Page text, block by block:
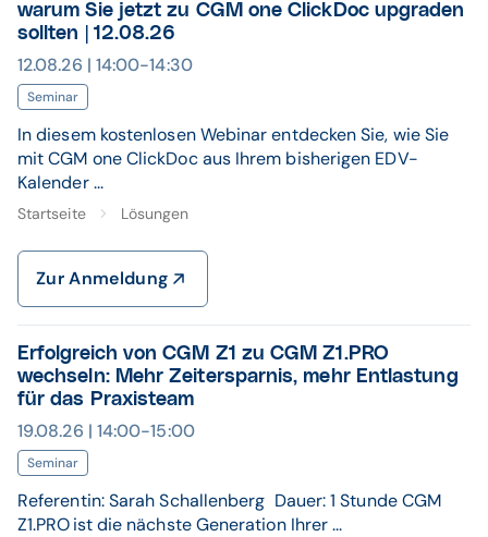
warum Sie jetzt zu CGM one ClickDoc upgraden
sollten | 12.08.26
12.08.26 | 14:00-14:30
Seminar
In diesem kostenlosen Webinar entdecken Sie, wie Sie
mit CGM one ClickDoc aus Ihrem bisherigen EDV-
Kalender ...
Startseite Lösungen
Zur Anmeldung
Erfolgreich von CGM Z1 zu CGM Z1.PRO
wechseln: Mehr Zeitersparnis, mehr Entlastung
für das Praxisteam
19.08.26 | 14:00-15:00
Seminar
Referentin: Sarah Schallenberg Dauer: 1 Stunde CGM
Z1.PRO ist die nächste Generation Ihrer ...